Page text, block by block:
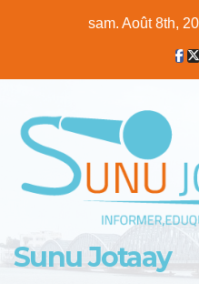
sam. Août 8th,
Sunu Jotaay